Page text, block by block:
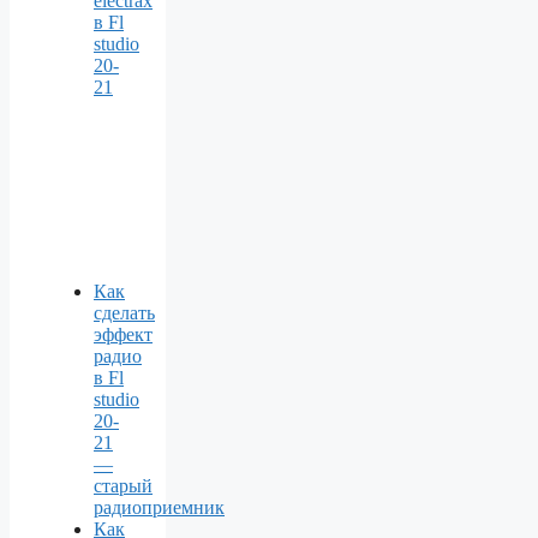
в Fl
studio
20-
21
Как
сделать
эффект
радио
в Fl
studio
20-
21
—
старый
радиоприемник
Как